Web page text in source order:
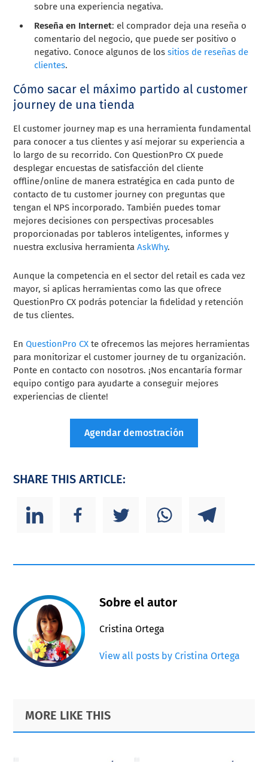
sobre una experiencia negativa.
Reseña en Internet: el comprador deja una reseña o
comentario del negocio, que puede ser positivo o
negativo. Conoce algunos de lossitios de reseñas de
clientes.
Cómo sacar el máximo partido al customer
journey de una tienda
El customer journey map es una herramienta fundamental
para conocer a tus clientes y así mejorar su experiencia a
lo largo de su recorrido. Con QuestionPro CX puede
desplegar encuestas de satisfacción del cliente
offline/online de manera estratégica en cada punto de
contacto de tu customer journey con preguntas que
tengan el NPS incorporado. También puedes tomar
mejores decisiones con perspectivas procesables
proporcionadas por tableros inteligentes, informes y
nuestra exclusiva herramientaAskWhy.
Aunque la competencia en el sector del retail es cada vez
mayor, si aplicas herramientas como las que ofrece
QuestionPro CX podrás potenciar la fidelidad y retención
de tus clientes.
EnQuestionPro CX te ofrecemos las mejores herramientas
para monitorizar el customer journey de tu organización.
Ponte en contacto con nosotros. ¡Nos encantaría formar
equipo contigo para ayudarte a conseguir mejores
experiencias de cliente!
Agendar demostración
SHARE THIS ARTICLE:
Sobre el autor
Cristina Ortega
View all posts by Cristina Ortega
Primary
Sidebar
Footer
MORE LIKE THIS